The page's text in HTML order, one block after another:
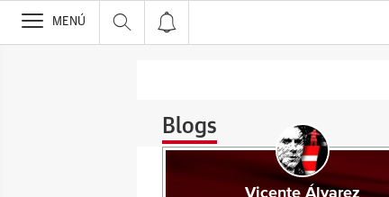
>
MENÚ
Blogs
Vicente Álvarez